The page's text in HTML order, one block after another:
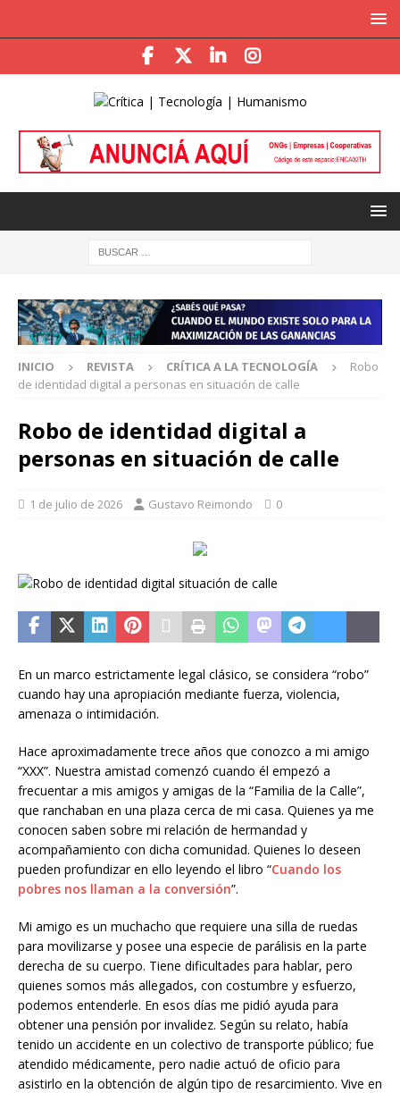
INICIO REVISTA CRÍTICA A LA TECNOLOGÍA
Robo
de identidad digital a personas en situación de calle
Robo de identidad digital a
personas en situación de calle
1 de julio de 2026 Gustavo Reimondo 0
En un marco estrictamente legal clásico, se considera “robo”
cuando hay una apropiación mediante fuerza, violencia,
amenaza o intimidación.
Hace aproximadamente trece años que conozco a mi amigo
“XXX”. Nuestra amistad comenzó cuando él empezó a
frecuentar a mis amigos y amigas de la “Familia de la Calle”,
que ranchaban en una plaza cerca de mi casa. Quienes ya me
conocen saben sobre mi relación de hermandad y
acompañamiento con dicha comunidad. Quienes lo deseen
pueden profundizar en ello leyendo el libro “Cuando los
pobres nos llaman a la conversión”.
Mi amigo es un muchacho que requiere una silla de ruedas
para movilizarse y posee una especie de parálisis en la parte
derecha de su cuerpo. Tiene dificultades para hablar, pero
quienes somos más allegados, con costumbre y esfuerzo,
podemos entenderle. En esos días me pidió ayuda para
obtener una pensión por invalidez. Según su relato, había
tenido un accidente en un colectivo de transporte público; fue
atendido médicamente, pero nadie actuó de oficio para
asistirlo en la obtención de algún tipo de resarcimiento. Vive en